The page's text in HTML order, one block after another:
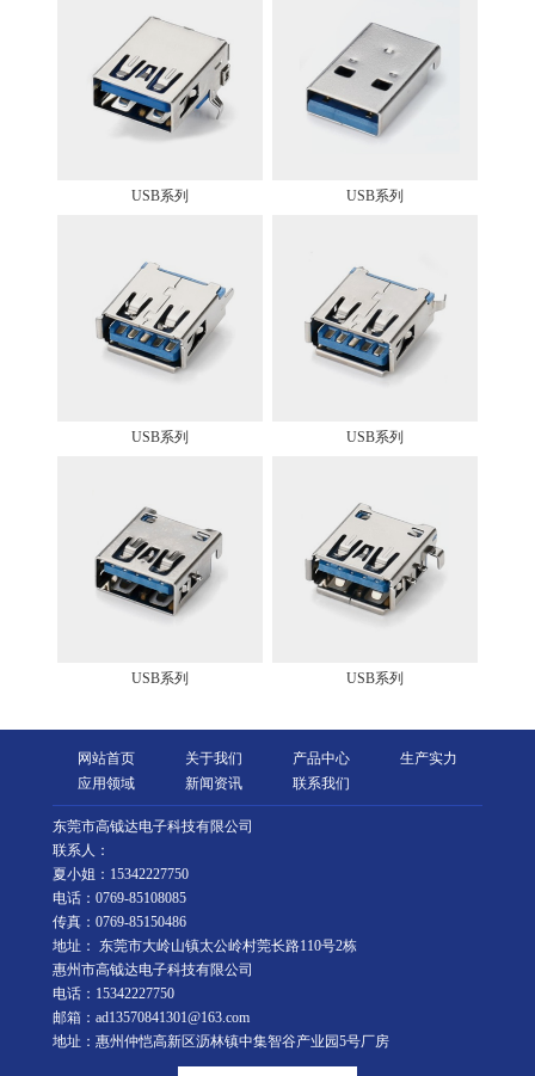
USB系列 USB系列
USB系列 USB系列
USB系列 USB系列
网站首页 关于我们 产品中心
生产实力
应用领域
新闻资讯 联系我们
东莞市高钺达电子科技有限公司
联系人：
夏小姐：15342227750
电话：0769-85108085
传真：0769-85150486
地址： 东莞市大岭山镇太公岭村莞长路110号2栋
惠州市高钺达电子科技有限公司
电话：15342227750
邮箱：ad13570841301@163.com
地址：惠州仲恺高新区沥林镇中集智谷产业园5号厂房